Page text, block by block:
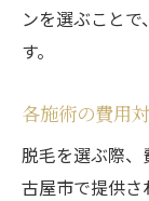
ンを選ぶこと
す。
各施術の費用
脱毛を選ぶ際、
古屋市で提供